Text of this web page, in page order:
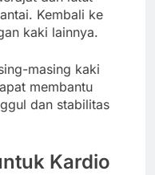
Kembali ke
kaki lainnya.
masing kaki
membantu
dan stabilitas
Kardio